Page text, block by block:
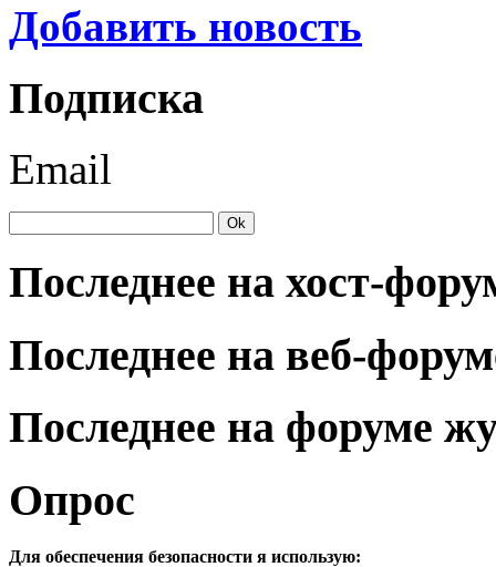
Добавить новость
Подписка
Email
Последнее на хост-
Последнее на веб-
Последнее на форуме
Опрос
Для обеспечения безопасности я использую: